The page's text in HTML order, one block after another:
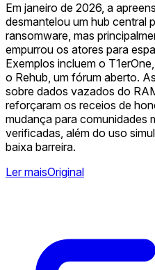
Em janeiro de 2026, a
desmantelou um hub central
ransomware, mas
empurrou os atores para
Exemplos incluem o
o Rehub, um fórum aberto.
sobre dados vazados do
reforçaram os receios de
mudança para comunidades
verificadas, além do uso
baixa barreira.
Ler maisOriginal